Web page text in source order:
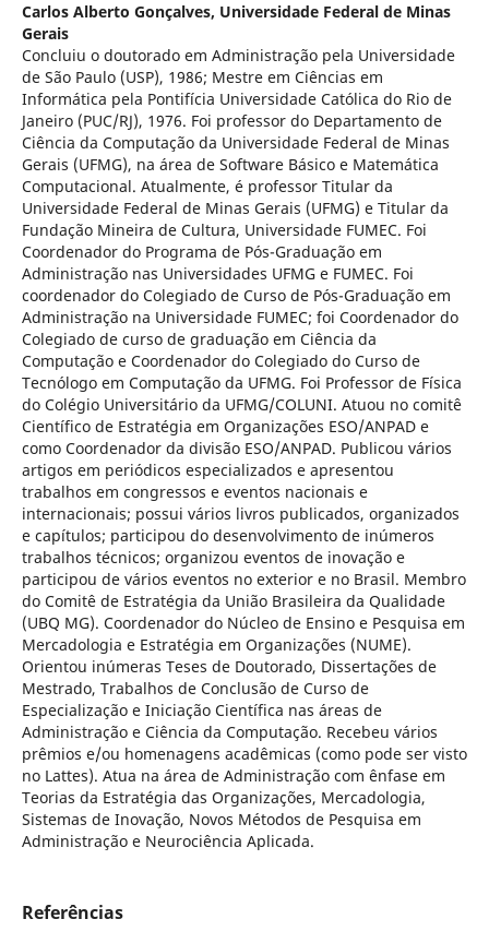
Carlos Alberto Gonçalves, Universidade Federal de Minas
Gerais
Concluiu o doutorado em Administração pela Universidade
de São Paulo (USP), 1986; Mestre em Ciências em
Informática pela Pontifícia Universidade Católica do Rio de
Janeiro (PUC/RJ), 1976. Foi professor do Departamento de
Ciência da Computação da Universidade Federal de Minas
Gerais (UFMG), na área de Software Básico e Matemática
Computacional. Atualmente, é professor Titular da
Universidade Federal de Minas Gerais (UFMG) e Titular da
Fundação Mineira de Cultura, Universidade FUMEC. Foi
Coordenador do Programa de Pós-Graduação em
Administração nas Universidades UFMG e FUMEC. Foi
coordenador do Colegiado de Curso de Pós-Graduação em
Administração na Universidade FUMEC; foi Coordenador do
Colegiado de curso de graduação em Ciência da
Computação e Coordenador do Colegiado do Curso de
Tecnólogo em Computação da UFMG. Foi Professor de Física
do Colégio Universitário da UFMG/COLUNI. Atuou no comitê
Científico de Estratégia em Organizações ESO/ANPAD e
como Coordenador da divisão ESO/ANPAD. Publicou vários
artigos em periódicos especializados e apresentou
trabalhos em congressos e eventos nacionais e
internacionais; possui vários livros publicados, organizados
e capítulos; participou do desenvolvimento de inúmeros
trabalhos técnicos; organizou eventos de inovação e
participou de vários eventos no exterior e no Brasil. Membro
do Comitê de Estratégia da União Brasileira da Qualidade
(UBQ MG). Coordenador do Núcleo de Ensino e Pesquisa em
Mercadologia e Estratégia em Organizações (NUME).
Orientou inúmeras Teses de Doutorado, Dissertações de
Mestrado, Trabalhos de Conclusão de Curso de
Especialização e Iniciação Científica nas áreas de
Administração e Ciência da Computação. Recebeu vários
prêmios e/ou homenagens acadêmicas (como pode ser visto
no Lattes). Atua na área de Administração com ênfase em
Teorias da Estratégia das Organizações, Mercadologia,
Sistemas de Inovação, Novos Métodos de Pesquisa em
Administração e Neurociência Aplicada.
Referências